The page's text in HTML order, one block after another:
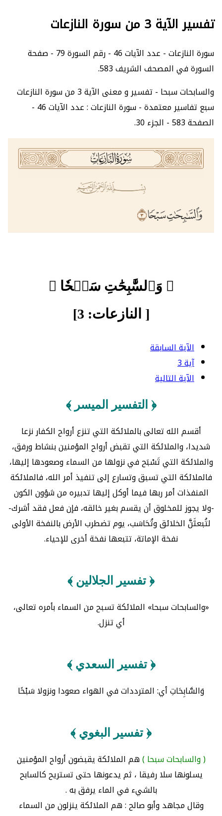
تفسير الآية 3 من سورة النازعات
سورة النازعات - عدد الآيات 46 - رقم السورة 79 - صفحة
السورة في المصحف الشريف 583.
والسابحات سبحا - تفسير و معنى الآية 3 من سورة النازعات
سبع تفاسير معتمدة - سورة النازعات : عدد الآيات 46 -
الصفحة 583 - الجزء 30.
﴿ وَٱلسَّٰبِحَٰتِ سَبۡحٗا ﴾
[ النازعات: 3]
الآية السابقة
آية 3
الآية التالية
﴿ التفسير الميسر ﴾
أقسم الله تعالى بالملائكة التي تنزع أرواح الكفار نزعا
شديدا، والملائكة التي تقبض أرواح المؤمنين بنشاط ورفق،
والملائكة التي تَسْبَح في نزولها من السماء وصعودها إليها،
فالملائكة التي تسبق وتسارع إلى تنفيذ أمر الله، فالملائكة
المنفذات أمر ربها فيما أوكل إليها تدبيره من شؤون الكون
-ولا يجوز للمخلوق أن يقسم بغير خالقه، فإن فعل فقد أشرك-
لتُبعثَنَّ الخلائق وتُحَاسَب، يوم تضطرب الأرض بالنفخة الأولى
نفخة الإماتة، تتبعها نفخة أخرى للإحياء.
﴿ تفسير الجلالين ﴾
«والسابحات سبحا» الملائكة تسبح من السماء بأمره تعالى،
أي تنزل.
﴿ تفسير السعدي ﴾
وَالسَّابِحَاتِ أي: المترددات في الهواء صعودا ونزولا سَبْحًا
﴿ تفسير البغوي ﴾
( والسابحات سبحا )هم الملائكة يقبضون أرواح المؤمنين
يسلونها سلا رفيقا ، ثم يدعونها حتى تستريح كالسابح
بالشيء في الماء يرفق به .
وقال مجاهد وأبو صالح : هم الملائكة ينزلون من السماء